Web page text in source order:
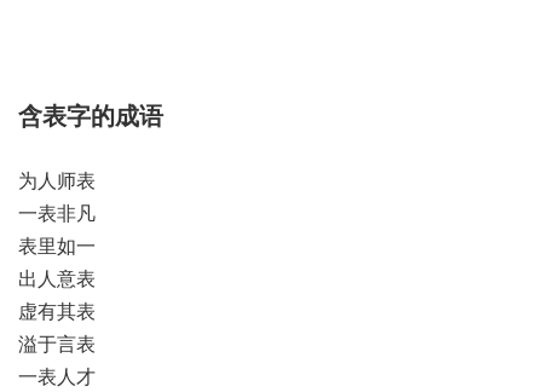
含表字的成语
为人师表
一表非凡
表里如一
出人意表
虚有其表
溢于言表
一表人才